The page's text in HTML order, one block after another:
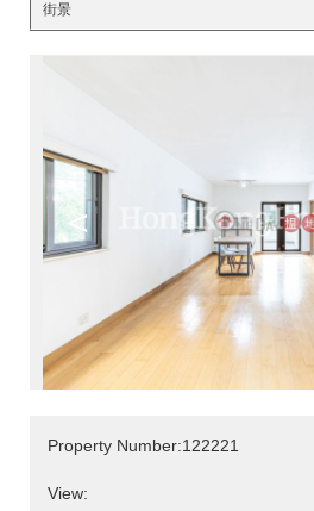
街景
<
Property Number:122221
View: